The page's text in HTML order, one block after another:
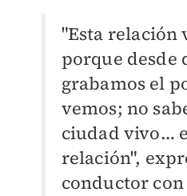
"Esta relación
porque desde
grabamos el
vemos; no
ciudad vivo…
relación",
conductor